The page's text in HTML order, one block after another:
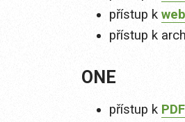
přístup k
přístup k
ONE
přístup k